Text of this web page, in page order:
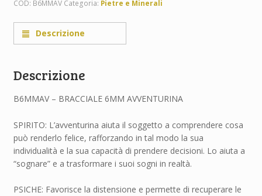
COD: B6MMAV Categoria: Pietre e Minerali
Descrizione
Descrizione
B6MMAV – BRACCIALE 6MM AVVENTURINA
SPIRITO: L’avventurina aiuta il soggetto a comprendere cosa
può renderlo felice, rafforzando in tal modo la sua
individualità e la sua capacità di prendere decisioni. Lo aiuta a
“sognare” e a trasformare i suoi sogni in realtà.
PSICHE: Favorisce la distensione e permette di recuperare le